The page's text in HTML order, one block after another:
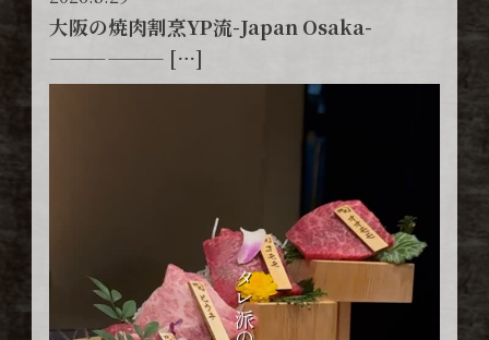
大阪の焼肉割烹YP流-Japan Osaka-
—————— […]